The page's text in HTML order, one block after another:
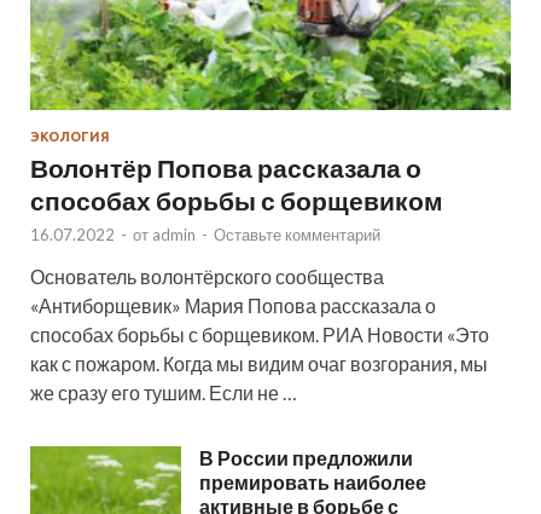
ЭКОЛОГИЯ
Волонтёр Попова рассказала о
способах борьбы с борщевиком
16.07.2022 - от admin - Оставьте комментарий
Основатель волонтёрского сообщества
«Антиборщевик» Мария Попова рассказала о
способах борьбы с борщевиком. РИА Новости «Это
как с пожаром. Когда мы видим очаг возгорания, мы
же сразу его тушим. Если не …
В России предложили
премировать наиболее
активные в борьбе с